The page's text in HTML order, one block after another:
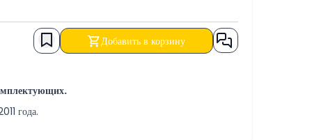
Добавить в корзину
года.